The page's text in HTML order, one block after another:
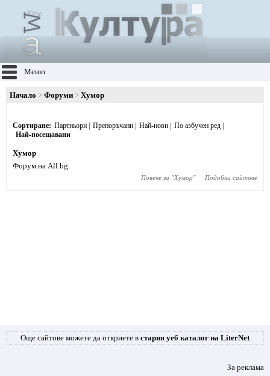
Меню
Начало Форуми Хумор
Сортиране Партньори Препоръчани Най-нови
По азбучен ред
Най-посещавани
Хумор
Форум на All.bg.
Повече за "Хумор" Подобни сайтове
Още сайтове можете да откриете в стария уеб каталог на LiterNet
За реклама